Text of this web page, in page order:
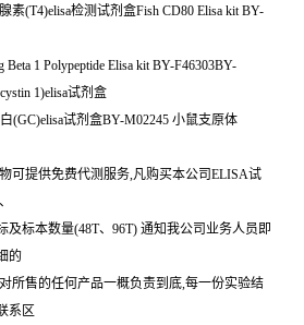
素(T4)elisa检测试剂盒Fish CD80 Elisa kit BY-
Beta 1 Polypeptide Elisa kit BY-F46303BY-
1)elisa试剂盒
(GC)elisa试剂盒BY-M02245 小鼠支原体
可提供免费代测服务,凡购买本公司ELISA试
及标本数量(48T、96T) 通知我公司业务人员即
的
所售的任何产品一概负责到底,每一份实验结
系区